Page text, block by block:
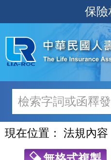
至
主
內
容
保險
現在位置： 法規內容